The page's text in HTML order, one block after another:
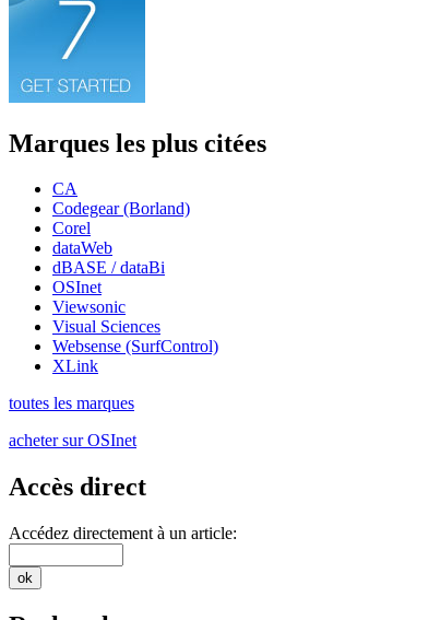
Marques les plus citées
CA
Codegear (Borland)
Corel
dataWeb
dBASE / dataBi
OSInet
Viewsonic
Visual Sciences
Websense (SurfControl)
XLink
toutes les marques
acheter sur OSInet
Accès direct
Accédez directement à un article: